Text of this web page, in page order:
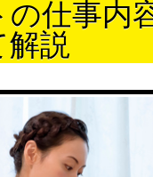
の仕事内
解説